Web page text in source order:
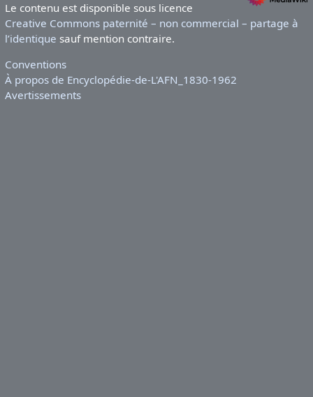
Le contenu est disponible sous licence
Creative Commons paternité – non commercial – partage à
l’identique sauf mention contraire.
Conventions
À propos de Encyclopédie-de-L'AFN_1830-1962
Avertissements